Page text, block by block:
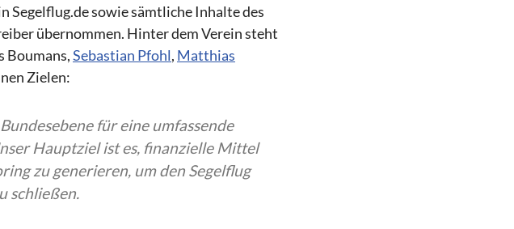
Segelflug.de sowie sämtliche Inhalte des
übernommen. Hinter dem Verein steht
Boumans,Sebastian Pfohl, Matthias
Zielen:
für eine umfassende
Hauptziel ist es, finanzielle Mittel
zu generieren, um den Segelflug
schließen.